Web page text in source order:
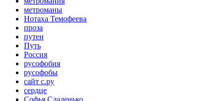
метроманы
Нотаха Темофеева
проза
путен
Путь
Россия
русофобия
русофобы
сайт с.ру
сердце
Софья Сладенько